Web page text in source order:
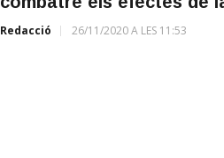
Redacció 26/11/2020 A LES 11:53